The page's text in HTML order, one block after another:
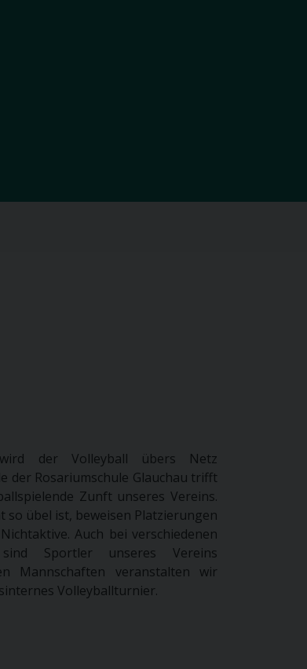
wird der Volleyball übers Netz
der Rosariumschule Glauchau trifft
Zunft unseres Vereins.
so übel ist, beweisen Platzierungen
Auch bei verschiedenen
sind Sportler unseres Vereins
Mannschaften veranstalten wir
Volleyballturnier.